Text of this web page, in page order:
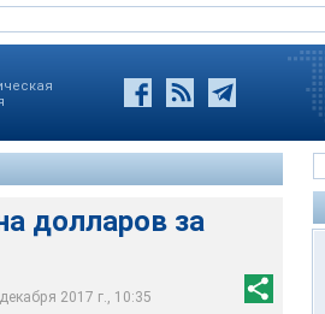
долларов за
2017 г., 10:35
Флойд Мейвезер-
за бой-реванш с